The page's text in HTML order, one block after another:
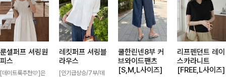
룬셀퍼프 셔링원
피스
[데이트룩추천🩷]은
레킷퍼프 셔링블
라우스
[인기급상승/7부/데
쿨한린넨8부 커
브와이드팬츠
[S,M,L사이즈]
리프펜던트 레이
스카라니트
[FREE,L사이즈]